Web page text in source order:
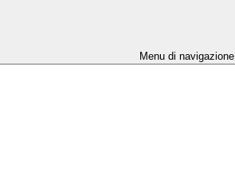
Menu di navigazione